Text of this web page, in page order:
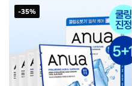
-35%